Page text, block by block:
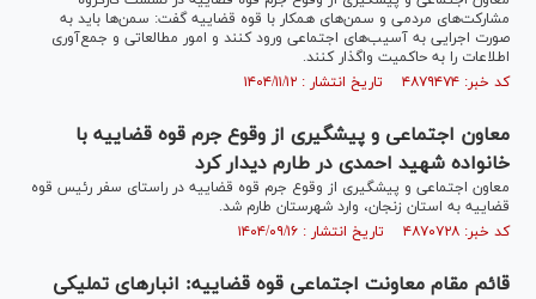
مشارکت‌های مردمی و سمن‌های همکار با قوه قضاییه گفت: سمن‌ها باید به
صورت اجرایی به آسیب‌های اجتماعی ورود کنند و امور مطالعاتی و جمع‌آوری
اطلاعات را به حاکمیت واگذار کنند.
کد خبر: ۴۸۷۹۴۷۴ تاریخ انتشار : ۱۴۰۴/۱۱/۱۲
معاون اجتماعی و پیشگیری از وقوع جرم قوه قضاییه با
خانواده شهید احمدی در طارم دیدار کرد
معاون اجتماعی و پیشگیری از وقوع جرم قوه قضاییه در راستای سفر رئیس قوه
قضاییه به استان زنجان، وارد شهرستان طارم شد.
کد خبر: ۴۸۷۰۷۲۸ تاریخ انتشار : ۱۴۰۴/۰۹/۱۶
قائم مقام معاونت اجتماعی قوه قضاییه: انبار‌های تملیکی